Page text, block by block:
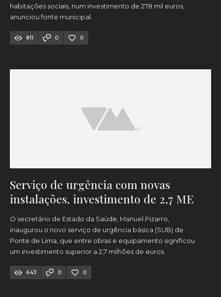
habitações sociais, num investimento de 278 mil euros,
anunciou fonte municipal.
811 0 0
Serviço de urgência com novas
instalações, investimento de 2,7 ME
O secretário de Estado da Saúde, Manuel Pizarro,
inaugurou o novo serviço de urgência básica (SUB) de
Ponte de Lima, que entre obras e equipamento significou
um investimento superior a 2,7 milhões de euros.
643 0 0